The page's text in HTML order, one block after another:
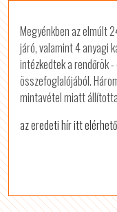
Megyénkben az elmúlt
járó, valamint 4 anyagi
intézkedtek a rendőrök
összefoglalójából.
mintavétel miatt
az eredeti hír itt elérhető